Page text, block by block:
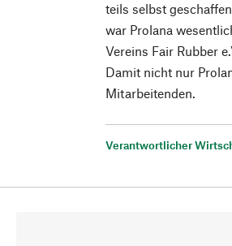
teils selbst
war Prolana
Vereins Fair Rubber
Damit nicht nur
Mitarbeitenden.
Verantwortlicher